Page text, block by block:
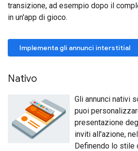
transizione, ad esempio dopo il
in un'app di gioco.
Implementa gli annunci interstitial
Nativo
Gli annunci nativi
puoi
presentazione
inviti all'azione,
Definendo lo stile